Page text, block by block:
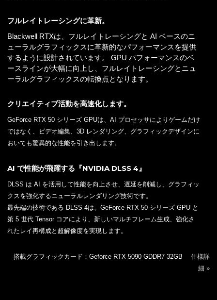
フルレイトレーシングに革新。
Blackwell RTXは、フルレイトレーシングと AI ベースのニ
ューラルグラフィックスに革新的なパフォーマンスを提供
するように設計されています。 GPU パフォーマンスのベ
ースラインが大幅に向上し、フルレイトレーシングとニュ
ーラルグラフィックスの転換点となります。
クリエイティブ活動を高速化します。
GeForce RTX 50 シリーズ GPUは、AI プロセッサによりゲームだけ
ではなく、ビデオ編集、3D レンダリング、グラフィックデザインに
おいても驚異的な性能を引き出します。
AI で性能が飛躍する『NVIDIA DLSS 4』
DLSS は AI を活用して性能を向上させ、遅延を削減し、グラフィッ
クスを強化するニューラルレンダリング技術です。
最先端の技術である DLSS 4は、GeForce RTX 50 シリーズ GPU と
第 5 世代 Tensor コアにより、新しいマルチフレーム生成、強化さ
れたレイ再構成と超解像度を実現します。
搭載グラフィックカード：Geforce RTX 5090 GDDR7 32GB 仕様詳
細 »